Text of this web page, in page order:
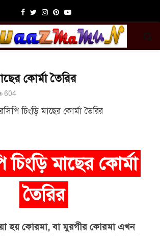
Facebook
TwitterInstagram
Pinterest
Youtube
কোর্মা তৈরির
604
চিংড়ি মাছের কোর্মা
তৈরির
হয় কোরমা, বা মুরগীর কোরমা এখন